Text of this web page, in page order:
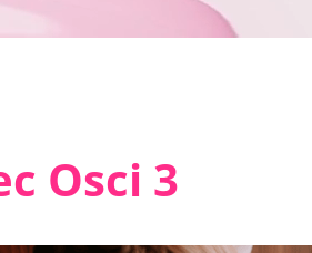
Osci 3